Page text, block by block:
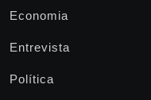
Economia
Entrevista
Política